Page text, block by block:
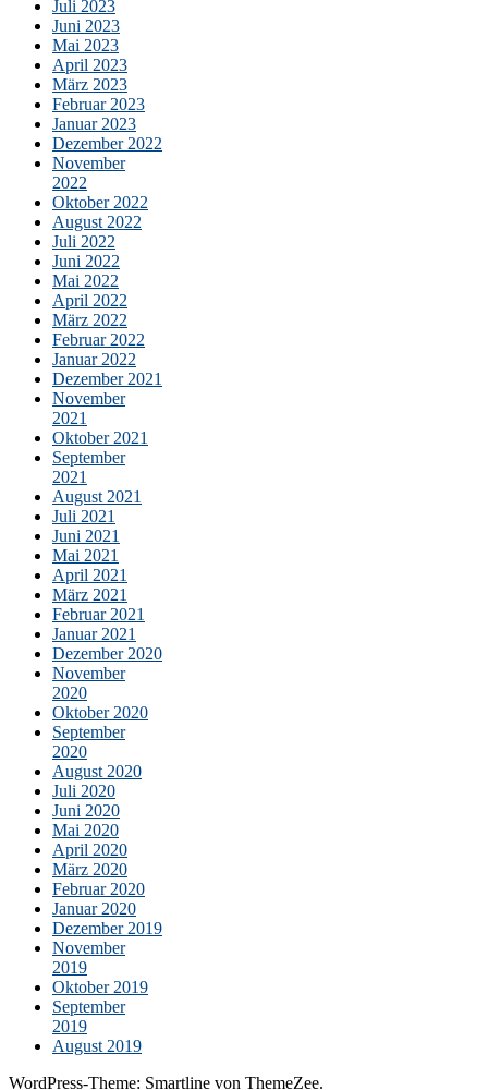
Juli 2023
Juni 2023
Mai 2023
April 2023
März 2023
Februar 2023
Januar 2023
Dezember 2022
November
2022
Oktober 2022
August 2022
Juli 2022
Juni 2022
Mai 2022
April 2022
März 2022
Februar 2022
Januar 2022
Dezember 2021
November
2021
Oktober 2021
September
2021
August 2021
Juli 2021
Juni 2021
Mai 2021
April 2021
März 2021
Februar 2021
Januar 2021
Dezember 2020
November
2020
Oktober 2020
September
2020
August 2020
Juli 2020
Juni 2020
Mai 2020
April 2020
März 2020
Februar 2020
Januar 2020
Dezember 2019
November
2019
Oktober 2019
September
2019
August 2019
WordPress-Theme: Smartline von ThemeZee.